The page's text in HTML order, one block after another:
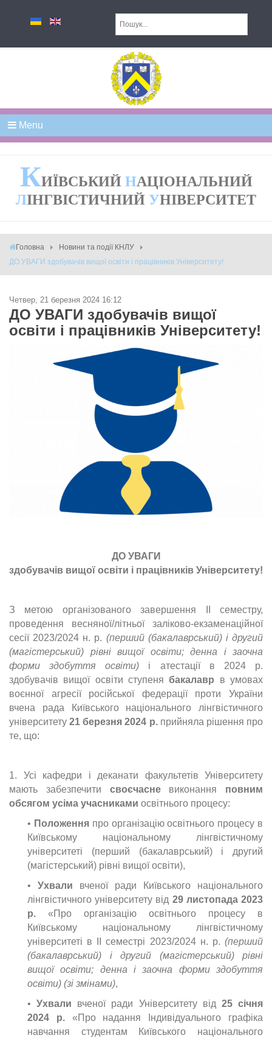
Menu
КИЇВСЬКИЙ НАЦІОНАЛЬНИЙ
ЛІНГВІСТИЧНИЙ УНІВЕРСИТЕТ
Головна
Новини та події КНЛУ
ДО УВАГИ здобувачів вищої освіти і працівників Університету!
Четвер, 21 березня 2024 16:12
ДО УВАГИ здобувачів вищої
освіти і працівників Університету!
ДО УВАГИ
здобувачів вищої освіти і працівників Університету!
З метою організованого завершення ІІ семестру,
проведення весняної/літньої заліково-екзаменаційної
сесії 2023/2024 н. р. (перший (бакалаврський) і другий
(магістерський) рівні вищої освіти; денна і заочна
форми здобуття освіти) і атестації в 2024 р.
здобувачів вищої освіти ступенябакалавр в умовах
воєнної агресії російської федерації проти України
вчена рада Київського національного лінгвістичного
університету21 березня 2024 р.прийняла рішення про
те, що:
1. Усі кафедри і деканати факультетів Університету
мають забезпечити своєчасневиконання повним
обсягом усіма учасниками освітнього процесу:
• Положенняпро організацію освітнього процесу в
Київському національному лінгвістичному
університеті (перший (бакалаврський) і другий
(магістерський) рівні вищої освіти),
• Ухвали вченої ради Київського національного
лінгвістичного університету від 29 листопада 2023
р. «Про організацію освітнього процесу в
Київському національному лінгвістичному
університеті в ІІ семестрі 2023/2024 н. р. (перший
(бакалаврський) і другий (магістерський) рівні
вищої освіти; денна і заочна форми здобуття
освіти) (зі змінами),
•Ухвали вченої ради Університету від 25 січня
2024 р.«Про надання Індивідуального графіка
навчання студентам Київського національного